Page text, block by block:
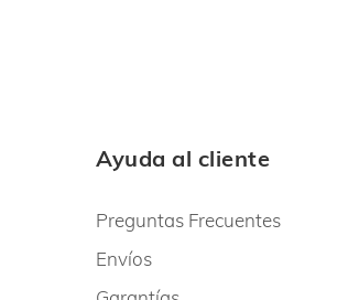
Ayuda al cliente
Preguntas Frecuentes
Envíos